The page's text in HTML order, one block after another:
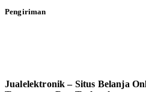
Pengiriman
Jualelektronik – Situs Belanja